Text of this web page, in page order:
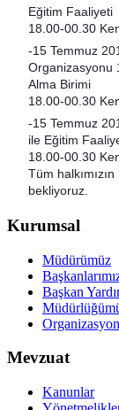
Eğitim Faaliyeti
18.00-00.30
-15 Temmuz
Organizasyonu
Alma Birimi
18.00-00.30
-15 Temmuz
ile Eğitim
18.00-00.30
Tüm
bekliyoruz.
Kurumsal
Müdürümüz
Başkan
Organizasyon
Mevzuat
Kanunlar